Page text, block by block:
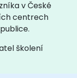
v České
centrech
školení